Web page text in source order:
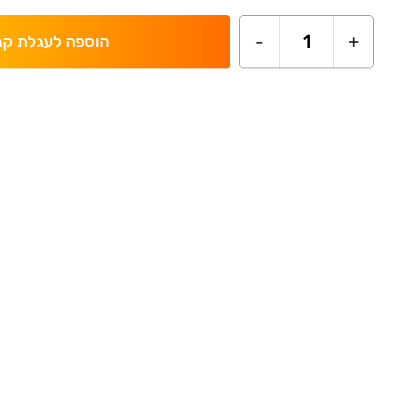
+
1
- הוספה לעגלת